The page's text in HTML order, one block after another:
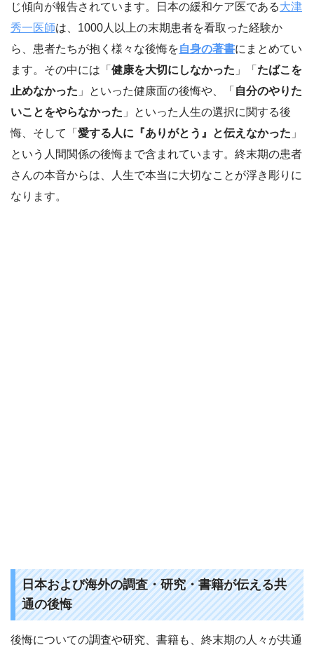
じ傾向が報告されています。日本の緩和ケア医である大津
秀一医師は、1000人以上の末期患者を看取った経験か
ら、患者たちが抱く様々な後悔を自身の著書にまとめてい
ます。その中には「 健康を大切にしなかった 」「 たばこを
止めなかった 」といった健康面の後悔や、「 自分のやりた
いことをやらなかった 」といった人生の選択に関する後
悔、そして「 愛する人に『ありがとう』と伝えなかった 」
という人間関係の後悔まで含まれています。終末期の患者
さんの本音からは、人生で本当に大切なことが浮き彫りに
なります。
日本および海外の調査・研究・書籍が伝える共
通の後悔
後悔についての調査や研究、書籍も、終末期の人々が共通